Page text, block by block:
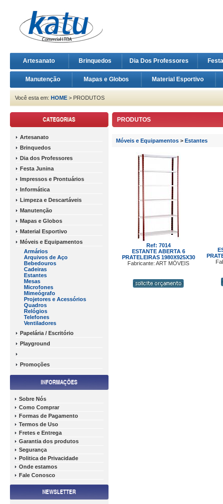
Artesanato Brinquedos Dia Dos Professores
Manutenção Mapas e Globos Material Esportivo
Você esta em: HOME > PRODUTOS
Artesanato
Brinquedos
Dia dos Professores
Festa Junina
Impressos e Prontuários
Informática
Limpeza e Descartáveis
Manutenção
Mapas e Globos
Material Esportivo
Móveis e Equipamentos
Armários
Arquivos de Aço
Bebedouros
Cadeiras
Estantes
Mesas
Microfones
Mimeógrafo
Projetores e Acessórios
Quadros
Relógios
Telefones
Ventiladores
Papelária / Escritório
Playground
Promoções
Sobre Nós
Como Comprar
Formas de Pagamento
Termos de Uso
Fretes e Entrega
Garantia dos produtos
Segurança
Politica de Privacidade
Onde estamos
Fale Conosco
PRODUTOS
Móveis e Equipamentos > Estantes
Ref: 7014
ESTANTE ABERTA 6
PRATELEIRAS 1980X925X30
Fabricante: ART MÓVEIS